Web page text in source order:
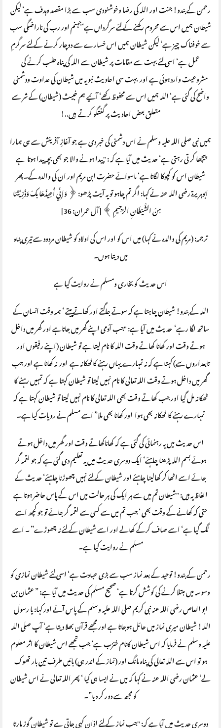
رحمن کے بندو! جنت اور اللہ کی رضا وخوشنودی سب سے بڑا مقصد وہدف ہے‘ لیکن
شیطان ہمیں اس سے محروم رکھنے کے لئے سرگرداں ہے‘جہنم اور رب کی ناراضگی سب
سے خوفناک چیز ہے‘ لیکن شیطان ہمیں اس خسارے سے دوچار کرنے کے لئے سرگرمِ
عمل ہے‘ اسی لئے بہت سے مقامات پر شیطان سے اللہ کی پناہ طلب کرنے کی
مشروعیت وارد ہوئی ہے اور بہت سی احادیث نبویہ میں شیطان کی عداوت ودشمنی
واضح کی گئی ہے‘ اللہ ہمیں اس سے محفوظ رکھے‘ آئیے ہم خبیث (شیطان) کے شر سے
متعلق بعض احادیث پر گفتگو کرتے ہیں..!
ہمیں نبی صلی اللہ علیہ وسلم نے اس دشمنی کی خبر دی ہے جو آغازِ آفرینش سے ہی ہمارا
پیچھا کر تی رہتی ہے‘ حدیث میں آیا ہے کہ : "پیدا ہونے والا جو بھی بچہ پیدا ہوتا ہے
شیطان اس کو کچوکا لگاتا ہے‘ ماسوائے حضرت ابن مریم اور ان کی والدہ کے۔پھر
ابوہریرۃ رضی اللہ عنہ نے کہا: اگر تم چاہو تویہ آیت پڑھو: ﴿ وَإنِّي أُعِيذُهَا بكَ وَذُرِّيَّتَهَا
مِنَ الشَّيْطَانِ الرَّجِيمِ ﴾ [آل عمران: 36]
ترجمہ: (مریم کی والدہ نے کہا) میں اس کو اور اس کی اولاد کو شیطان مردود سے تیری پناہ
میں دیتا ہوں۔
اس حدیث کو بخاری ومسلم نے روایت کیا ہے
اللہ کے بندو! شیطان چاہتا ہے کہ سوتے جاگتے اور کھاتے پیتے ‘ ہمہ وقت انسان کے
ساتھ لگا رہے‘ حدیث میں آیا ہے: "جب آدمی اپنے گھر میں جاتاہے اور گھر میں داخل
ہوتے وقت اور کھانا کھاتے وقت اللہ کا نام لیتا ہے تو شیطان (اپنے رفیقوں اور
تابعداروں سے) کہتا ہے کہ نہ تمہارے یہاں رہنے کاٹھکانہ ہے اور نہ کھانا ہے اور جب
گھر میں داخل ہوتے وقت اللہ تعالی کا نام نہیں لیتا تو شیطان کہتا ہے کہ تمہیں رہنے کا
ٹھکانہ مل گیا اور جب کھاتے وقت بھی اللہ تعالی کا نام نہیں لیتا تو شیطان کہتا ہے کہ
تمہارے رہنے کا ٹھکانہ بھی ہوا اور کھانا بھی ملا” اسے مسلم نے رویات کیا ہے۔
اس حدیث میں یہ رہنمائی کی گئی ہے کہ کھاناکھاتے وقت اور گھر میں داخل ہوتے
ہوئے بسم اللہ پڑھنا چاہئے‘ ایک دوسری حدیث میں یہ تعلیم دی گئی ہے کہ جو لقمہ گر
جائے اسے اٹھا کر کھالینا چاہئے اور شیطان کے لئے نہیں چھوڑنا چاہئے‘ حدیث کے
الفاظ یہ ہیں: "شیطان تم میں سے ہر ایک کی ہر حالت میں اس کے پاس حاضر ہوتا ہے
حتی کہ کھانے کے وقت بھی ‘ جب تم میں سے کسی سے لقمہ گر جائے تو جو کچھ اسے
لگ گیا ہے‘ اسے صاف کرکے کھالے اور اسے شیطان کے لئے نہ چھوڑے” ۔ اسے
مسلم نے روایت کیا ہے۔
رحمن کے بندو! توحید کے بعد نماز سب سے بڑی عبادت ہے‘ اسی لئے شیطان نمازی کو
وسوسہ میں مبتلا کرنے کی کوشش کرتا ہے‘ صحیح مسلم کی حدیث میں آیا ہے: ” عثمان بن
ابو العاص رضی اللہ عنہ نبی کریم صلی اللہ علیہ وسلم کے پاس آئے اور کہا: یا رسول
اللہ! شیطان میری نماز میں حائل ہوجاتا ہے اور مجھے قرآن بھلا دیتا ہے‘ آپ صلی اللہ
علیہ وسلم نے فرمایا کہ اس شیطان کانام خنزب ہے‘ جب تجھے اس شیطان کا اثر معلوم
ہو تو اس سے اللہ تعالی کی پناہ مانگ اور (نماز کے اندر ہی) بائیں طرف تین بار تھوک
لے‘ عثمان رضی اللہ عنہ نے کہا کہ میں نے ایسا ہی کیا ‘ پھر اللہ تعالی نے اس شیطان
کو مجھ سے دور کر دیا”۔